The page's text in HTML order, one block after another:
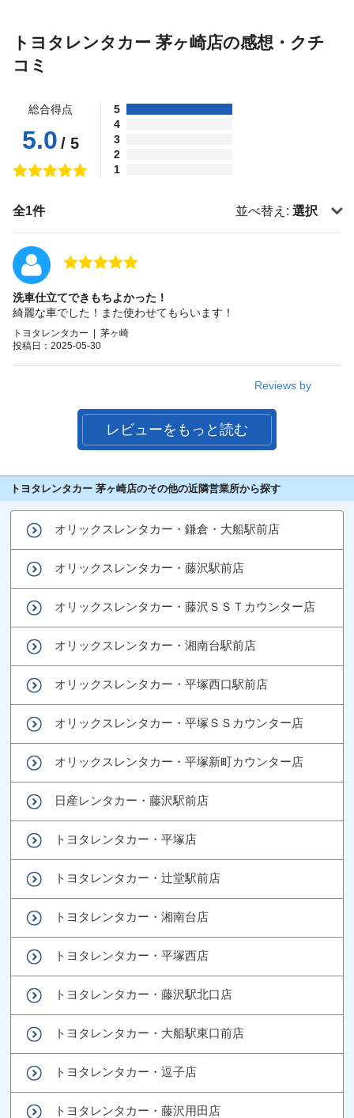
トヨタレンタカー 茅ヶ崎店の感想・クチ
コミ
総合得点
5.0 / 5
5
4
3
2
1
全1件 並べ替え: 選択
洗車仕立てできもちよかった！
綺麗な車でした！また使わせてもらいます！
トヨタレンタカー | 茅ヶ崎
投稿日：2025-05-30
Reviews by
レビューをもっと読む
トヨタレンタカー 茅ヶ崎店のその他の近隣営業所から探す
オリックスレンタカー・鎌倉・大船駅前店
オリックスレンタカー・藤沢駅前店
オリックスレンタカー・藤沢ＳＳＴカウンター店
オリックスレンタカー・湘南台駅前店
オリックスレンタカー・平塚西口駅前店
オリックスレンタカー・平塚ＳＳカウンター店
オリックスレンタカー・平塚新町カウンター店
日産レンタカー・藤沢駅前店
トヨタレンタカー・平塚店
トヨタレンタカー・辻堂駅前店
トヨタレンタカー・湘南台店
トヨタレンタカー・平塚西店
トヨタレンタカー・藤沢駅北口店
トヨタレンタカー・大船駅東口前店
トヨタレンタカー・逗子店
トヨタレンタカー・藤沢用田店